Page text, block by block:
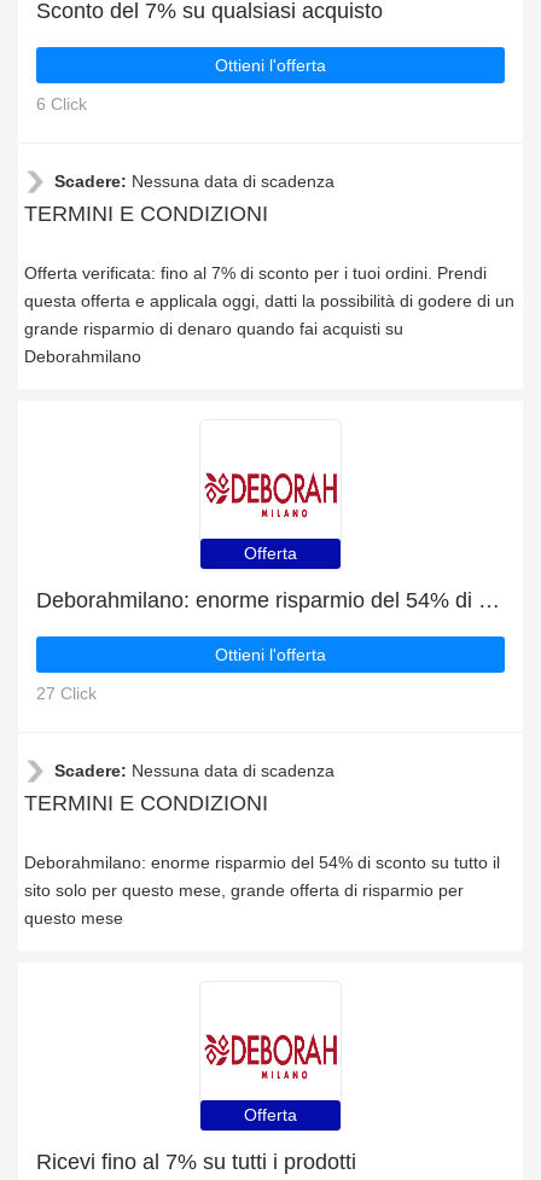
Sconto del 7% su qualsiasi acquisto
Ottieni l'offerta
6 Click
Scadere: Nessuna data di scadenza
TERMINI E CONDIZIONI
Offerta verificata: fino al 7% di sconto per i tuoi ordini. Prendi
questa offerta e applicala oggi, datti la possibilità di godere di un
grande risparmio di denaro quando fai acquisti su
Deborahmilano
Offerta
Deborahmilano: enorme risparmio del 54% di sconto su tutto il sito solo per questo mese
Ottieni l'offerta
27 Click
Scadere: Nessuna data di scadenza
TERMINI E CONDIZIONI
Deborahmilano: enorme risparmio del 54% di sconto su tutto il
sito solo per questo mese, grande offerta di risparmio per
questo mese
Offerta
Ricevi fino al 7% su tutti i prodotti